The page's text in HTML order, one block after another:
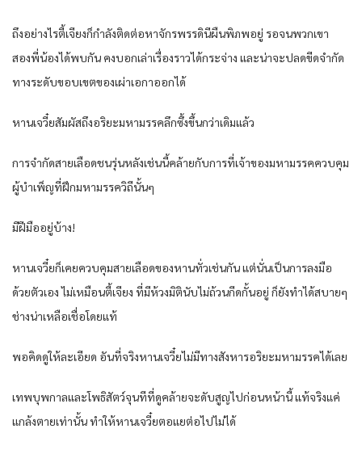
ถึงอย่างไรตี้เจียงก็กำลังติดต่อหาจักรพรรดินีผืนพิภพอยู่ รอจนพวกเขา
สองพี่น้องได้พบกัน คงบอกเล่าเรื่องราวได้กระจ่าง และน่าจะปลดขีดจำกัด
ทางระดับขอบเขตของเผ่าเอกาออกได้
หานเจวี๋ยสัมผัสถึงอริยะมหามรรคลึกซึ้งขึ้นกว่าเดิมแล้ว
การจำกัดสายเลือดชนรุ่นหลังเช่นนี้คล้ายกับการที่เจ้าของมหามรรคควบคุม
ผู้บำเพ็ญที่ฝึกมหามรรควิถีนั้นๆ
มีฝีมืออยู่บ้าง!
หานเจวี๋ยก็เคยควบคุมสายเลือดของหานทั่วเช่นกัน แต่นั่นเป็นการลงมือ
ด้วยตัวเอง ไม่เหมือนตี้เจียง ที่มีห้วงมิตินับไม่ถ้วนกีดกั้นอยู่ ก็ยังทำได้สบายๆ
ช่างน่าเหลือเชื่อโดยแท้
พอคิดดูให้ละเอียด อันที่จริงหานเจวี๋ยไม่มีทางสังหารอริยะมหามรรคได้เลย
เทพบุพกาลและโพธิสัตว์จุนทีที่ดูคล้ายจะดับสูญไปก่อนหน้านี้ แท้จริงแค่
แกล้งตายเท่านั้น ทำให้หานเจวี๋ยตอแยต่อไปไม่ได้